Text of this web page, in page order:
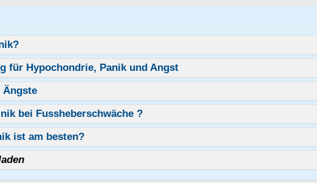
für Hypochondrie, Panik und Angst
bei Fussheberschwäche ?
ist am besten?